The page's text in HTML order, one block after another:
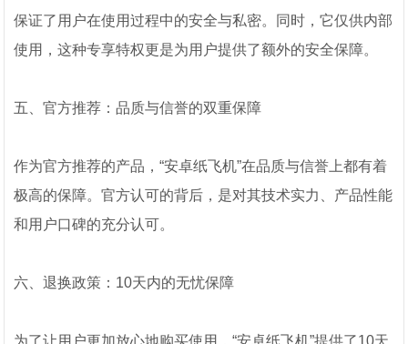
保证了用户在使用过程中的安全与私密。同时，它仅供内部
使用，这种专享特权更是为用户提供了额外的安全保障。
五、官方推荐：品质与信誉的双重保障
作为官方推荐的产品，“安卓纸飞机”在品质与信誉上都有着
极高的保障。官方认可的背后，是对其技术实力、产品性能
和用户口碑的充分认可。
六、退换政策：10天内的无忧保障
为了让用户更加放心地购买使用，“安卓纸飞机”提供了10天